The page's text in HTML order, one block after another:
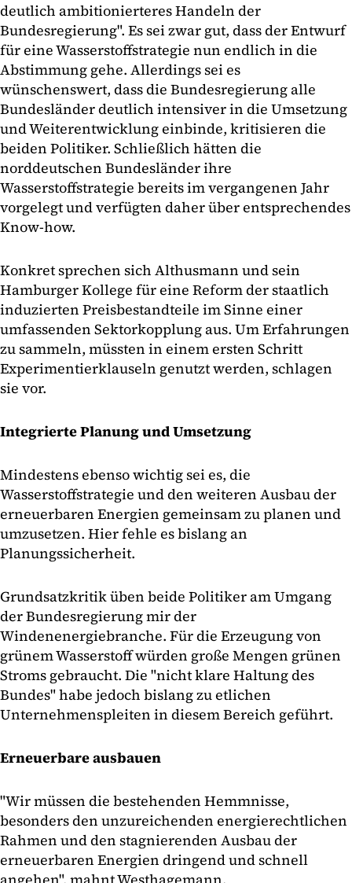
deutlich ambitionierteres Handeln der
Bundesregierung". Es sei zwar gut, dass der Entwurf
für eine Wasserstoffstrategie nun endlich in die
Abstimmung gehe. Allerdings sei es
wünschenswert, dass die Bundesregierung alle
Bundesländer deutlich intensiver in die Umsetzung
und Weiterentwicklung einbinde, kritisieren die
beiden Politiker. Schließlich hätten die
norddeutschen Bundesländer ihre
Wasserstoffstrategie bereits im vergangenen Jahr
vorgelegt und verfügten daher über entsprechendes
Know-how.
Konkret sprechen sich Althusmann und sein
Hamburger Kollege für eine Reform der staatlich
induzierten Preisbestandteile im Sinne einer
umfassenden Sektorkopplung aus. Um Erfahrungen
zu sammeln, müssten in einem ersten Schritt
Experimentierklauseln genutzt werden, schlagen
sie vor.
Integrierte Planung und Umsetzung
Mindestens ebenso wichtig sei es, die
Wasserstoffstrategie und den weiteren Ausbau der
erneuerbaren Energien gemeinsam zu planen und
umzusetzen. Hier fehle es bislang an
Planungssicherheit.
Grundsatzkritik üben beide Politiker am Umgang
der Bundesregierung mir der
Windenenergiebranche. Für die Erzeugung von
grünem Wasserstoff würden große Mengen grünen
Stroms gebraucht. Die "nicht klare Haltung des
Bundes" habe jedoch bislang zu etlichen
Unternehmenspleiten in diesem Bereich geführt.
Erneuerbare ausbauen
"Wir müssen die bestehenden Hemmnisse,
besonders den unzureichenden energierechtlichen
Rahmen und den stagnierenden Ausbau der
erneuerbaren Energien dringend und schnell